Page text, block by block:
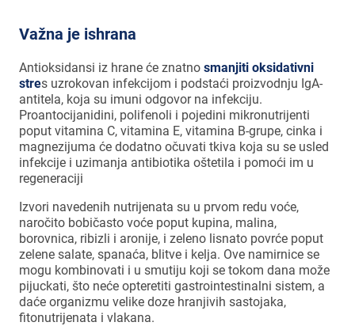
Važna je ishrana
Antioksidansi iz hrane će znatno smanjiti oksidativni
stres uzrokovan infekcijom i podstaći proizvodnju IgA-
antitela, koja su imuni odgovor na infekciju.
Proantocijanidini, polifenoli i pojedini mikronutrijenti
poput vitamina C, vitamina E, vitamina B-grupe, cinka i
magnezijuma će dodatno očuvati tkiva koja su se usled
infekcije i uzimanja antibiotika oštetila i pomoći im u
regeneraciji
Izvori navedenih nutrijenata su u prvom redu voće,
naročito bobičasto voće poput kupina, malina,
borovnica, ribizli i aronije, i zeleno lisnato povrće poput
zelene salate, spanaća, blitve i kelja. Ove namirnice se
mogu kombinovati i u smutiju koji se tokom dana može
pijuckati, što neće opteretiti gastrointestinalni sistem, a
daće organizmu velike doze hranjivih sastojaka,
fitonutrijenata i vlakana.